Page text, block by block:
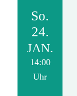
So.
24.
JAN.
14:00
Uhr